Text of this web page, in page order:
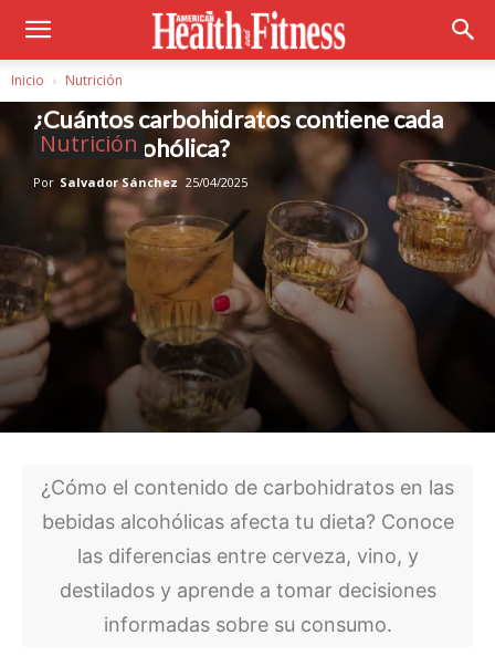
Inicio Nutrición
Nutrición
¿Cuántos carbohidratos contiene cada
bebida alcohólica?
Por Salvador Sánchez 25/04/2025
¿Cómo el contenido de carbohidratos en las
bebidas alcohólicas afecta tu dieta? Conoce
las diferencias entre cerveza, vino, y
destilados y aprende a tomar decisiones
informadas sobre su consumo.